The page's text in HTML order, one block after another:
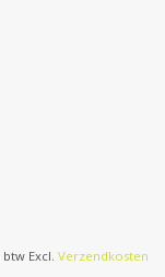
Excl. Verzendkosten